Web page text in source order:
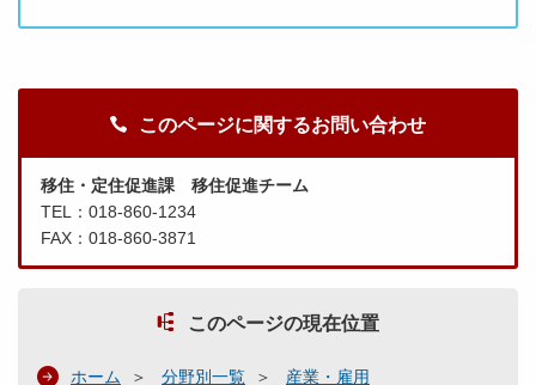
このページに関するお問い合わせ
移住・定住促進課 移住促進チーム
TEL：018-860-1234
FAX：018-860-3871
このページの現在位置
ホーム 分野別一覧
産業・雇用